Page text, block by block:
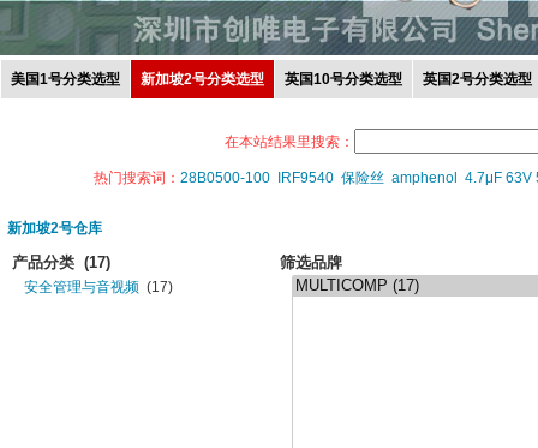
美国1号分类选型 新加坡2号分类选型 英国10号分类选型 英国2号分类选型
在本站结果里搜索：
热门搜索词： 28B0500-100 IRF9540 保险丝 amphenol 4.7μF 63V
新加坡2号仓库
产品分类 (17)
安全管理与音视频 (17)
筛选品牌